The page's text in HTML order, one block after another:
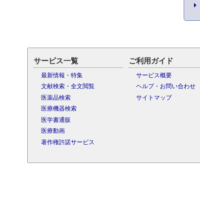
サービス一覧
最新情報・特集
文献検索・全文閲覧
医薬品検索
医療機器検索
医学書通販
医療動画
著作権許諾サービス
ご利用ガイド
サービス概要
ヘルプ・お問い合わせ
サイトマップ